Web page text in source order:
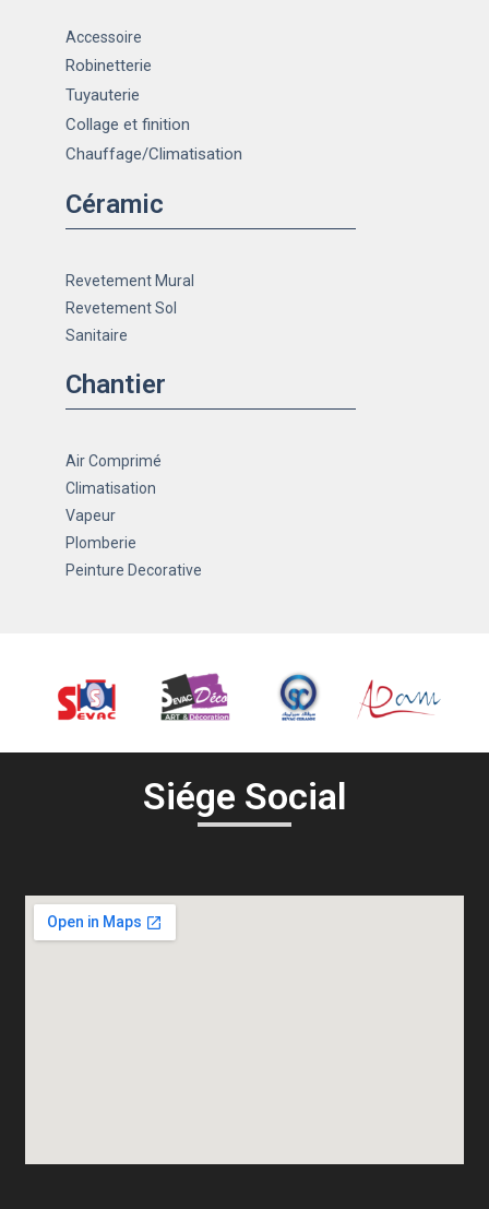
Accessoire
Robinetterie
Tuyauterie
Collage et finition
Chauffage/Climatisation
Céramic
Revetement Mural
Revetement Sol
Sanitaire
Chantier
Air Comprimé
Climatisation
Vapeur
Plomberie
Peinture Decorative
Siége Social